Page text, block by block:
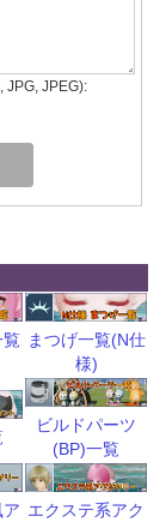
JPG, JPEG):
覧 まつげ一覧(N仕
様)
ビルドパーツ
(BP)一覧
エクステ系アク